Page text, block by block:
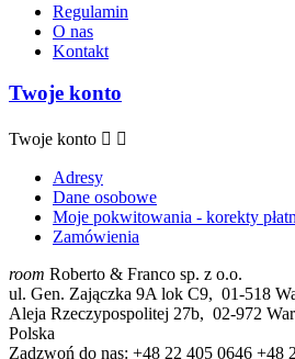
Regulamin
O nas
Kontakt
Twoje konto
Twoje konto  
Adresy
Dane osobowe
Moje pokwitowania - korekty
Zamówienia
room Roberto & Franco sp. z o.o.
ul. Gen. Zajączka 9A lok C9, 01-518
Aleja Rzeczypospolitej 27b, 02-972
Polska
Zadzwoń do nas: +48 22 405 0646 +48